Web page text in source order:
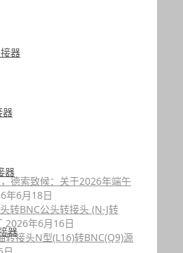
器
器
器
器
，德索致候：关于2026年端午
年6月18日
转BNC公头转接头 (N-J转
2026年6月16日
转接头N型(L16)转BNC(Q9)源